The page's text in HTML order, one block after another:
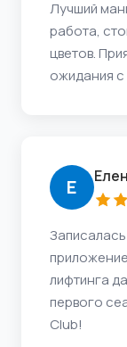
Лучший
работа,
цветов.
ожидания
Е
лифтинга
первого
Club!